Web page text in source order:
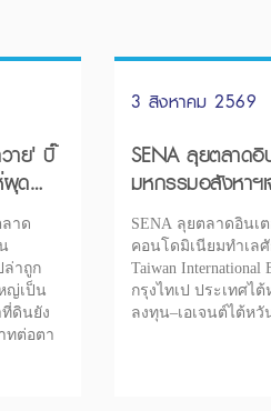
าย' บิ๊
ผุด
าด
ล่าถูก
ญ่เป็น
ดินยัง
ทต่อตา
3 สิงหาคม 2569
SENA ลุยตลาดอิ
มหกรรมอสังหาฯ
ไต้หวัน
SENA ลุยตลาดอินเ
คอนโดมิเนียมทำเล
Taiwan International
กรุงไทเป ประเทศไ
ลงทุน–เอเจนต์ไต้ห